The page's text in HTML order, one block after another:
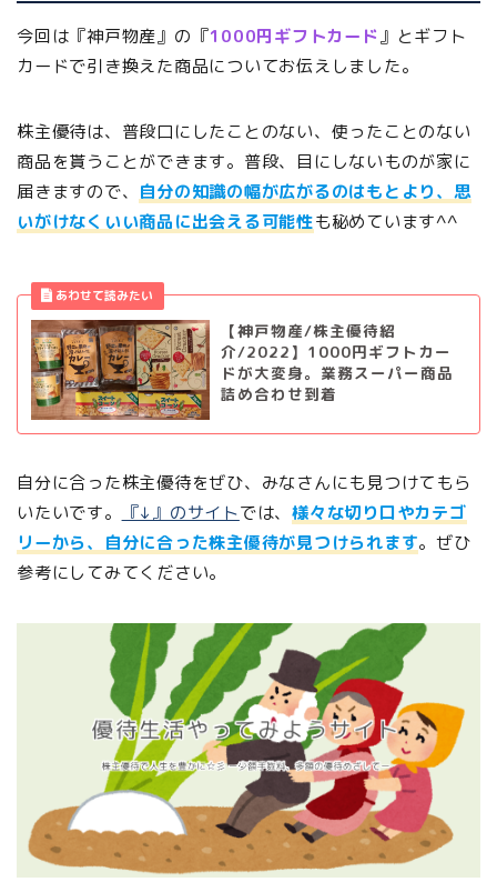
今回は『神戸物産』の『1000円ギフトカード』とギフト
カードで引き換えた商品についてお伝えしました。
株主優待は、普段口にしたことのない、使ったことのない
商品を貰うことができます。普段、目にしないものが家に
届きますので、 自分の知識の幅が広がるのはもとより、思
いがけなくいい商品に出会える可能性も秘めています^^
【神戸物産/株主優待紹
介/2022】1000円ギフトカー
ドが大変身。業務スーパー商品
詰め合わせ到着
自分に合った株主優待をぜひ、みなさんにも見つけてもら
いたいです。
『↓』のサイトでは、様々な切り口やカテゴ
リーから、自分に合った株主優待が見つけられます。ぜひ
参考にしてみてください。